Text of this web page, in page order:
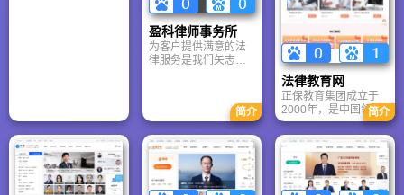
点击。
GOOGLE等搜索引擎
法律类排名位居第一
位。 北京中天诺士达
科技有限责任公司是
国内最早（1992年）
耘，汇聚海量法学智
慧，构筑起连接法律
人与知识的坚实桥
梁。从纸质邮购到云
端大数据，从百万日
访到四十万会员信
赖，我们始终坚守“内
容至上”的初心，以权
威资料赋能法治进
程，让每一篇论文、
每一份判决都成为推
动正义的力量，铸就
中文法律界不可逾越
的知识丰碑。
盈科律师事务所
为客户提供满意的法
律服务是我们矢志不
心"和"投融资中心"，
始终以客户的需求为
关注焦点，以顾客满
意为工作目标，充分
发挥盈科全球化法律
服务体系的优势，整
简介
法律教育网
正保教育集团成立于
2000年，是中国领先
的职业教育与在线教
育服务商。旗下网校
覆盖13个行业300余
类课程，年服务学员
近400万，同时为
4000余所院校及10万
简介